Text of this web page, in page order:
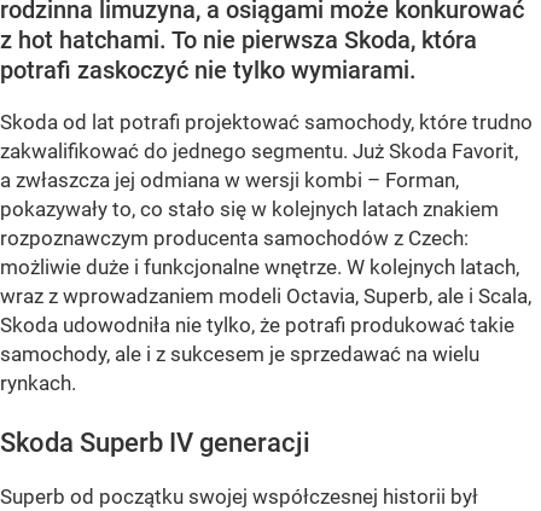
rodzinna limuzyna, a osiągami może konkurować
z hot hatchami. To nie pierwsza Skoda, która
potrafi zaskoczyć nie tylko wymiarami.
Skoda od lat potrafi projektować samochody, które trudno
zakwalifikować do jednego segmentu. Już Skoda Favorit,
a zwłaszcza jej odmiana w wersji kombi – Forman,
pokazywały to, co stało się w kolejnych latach znakiem
rozpoznawczym producenta samochodów z Czech:
możliwie duże i funkcjonalne wnętrze. W kolejnych latach,
wraz z wprowadzaniem modeli Octavia, Superb, ale i Scala,
Skoda udowodniła nie tylko, że potrafi produkować takie
samochody, ale i z sukcesem je sprzedawać na wielu
rynkach.
Skoda Superb IV generacji
Superb od początku swojej współczesnej historii był